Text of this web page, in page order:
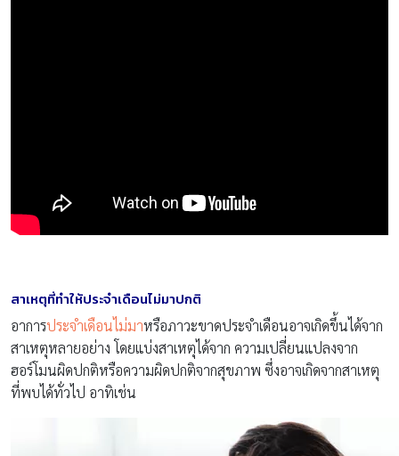
สาเหตุที่ทำให้ประจำเดือนไม่มาปกติ
อาการประจำเดือนไม่มาหรือภาวะขาดประจำเดือนอาจเกิดขึ้นได้จาก
สาเหตุหลายอย่าง โดยแบ่งสาเหตุได้จาก ความเปลี่ยนแปลงจาก
ฮอร์โมนผิดปกติหรือความผิดปกติจากสุขภาพ ซึ่งอาจเกิดจากสาเหตุ
ที่พบได้ทั่วไป อาทิเช่น